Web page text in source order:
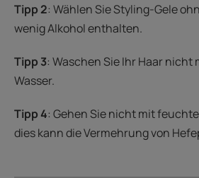
Tipp 2: Wählen Sie Styling-Gele
wenig Alkohol enthalten.
Tipp 3: Waschen Sie Ihr Haar nicht
Wasser.
Tipp 4: Gehen Sie nicht mit
dies kann die Vermehrung von